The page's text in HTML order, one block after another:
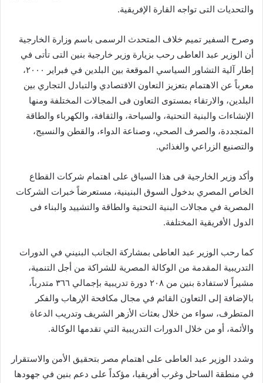
والتحديات التى تواجه القارة الإفريقية.
وصرح السفير تميم خلاف المتحدث الرسمى باسم وزارة الخارجية
أن الوزير عبد العاطى رحب بزيارة وزير خارجية بنين التى تأتى في
إطار آلية التشاور السياسي الموقعة بين البلدين في فبراير ٢٠٠٠،
معرباً عن الاهتمام بتعزيز التعاون الاقتصادي والتبادل التجاري بين
البلدين، والارتقاء بمستوى التعاون فى المجالات المختلفة ومنها
الإنشاءات والبنية التحتية، والسياحة، والثقافة، والكهرباء والطاقة
المتجددة، والصرف الصحي، وصناعة الدواء، والقطن والنسيج،
والتصنيع الزراعي والغذائي.
وأكد وزير الخارجية فى هذا السياق على اهتمام شركات القطاع
الخاص المصري بدخول السوق البنينية، مستعرضاً خبرات الشركات
المصرية في مجالات البنية التحتية والطاقة والتشييد والبناء فى
الدول الأفريقية المختلفة.
كما رحب الوزير عبد العاطى بمشاركة الجانب البنيني في الدورات
التدريبية المقدمة من الوكالة المصرية للشراكة من أجل التنمية،
مشيراً لاستفادة بنين من ٢٠٨ دورة تدريبية بإجمالي ٣٦٦ متدرباً،
بالإضافة إلى التعاون القائم في مجال مكافحة الإرهاب والفكر
المتطرف، سواء من خلال بعثات الأزهر الشريف وتدريب الدعاة
والأئمة، أو من خلال الدورات التدريبية التي تقدمها الوكالة.
وشدد الوزير عبد العاطى على اهتمام مصر بتحقيق الأمن والاستقرار
في منطقة الساحل وغرب أفريقيا، مؤكداً على دعم بنين في جهودها